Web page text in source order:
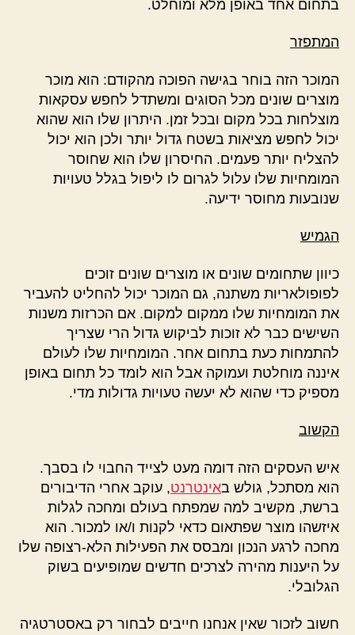
בתחום אחד באופן מלא ומוחלט.
המתפזר
המוכר הזה בוחר בגישה הפוכה מהקודם: הוא מוכר
מוצרים שונים מכל הסוגים ומשתדל לחפש עסקאות
מוצלחות בכל מקום ובכל זמן. היתרון שלו הוא שהוא
יכול לחפש מציאות בשטח גדול יותר ולכן הוא יכול
להצליח יותר פעמים. החיסרון שלו הוא שחוסר
המומחיות שלו עלול לגרום לו ליפול בגלל טעויות
שנובעות מחוסר ידיעה.
הגמיש
כיוון שתחומים שונים או מוצרים שונים זוכים
לפופולאריות משתנה, גם המוכר יכול להחליט להעביר
את המומחיות שלו ממקום למקום. אם הכרזות משנות
השישים כבר לא זוכות לביקוש גדול הרי שצריך
להתמחות כעת בתחום אחר. המומחיות שלו לעולם
איננה מוחלטת ועמוקה אבל הוא לומד כל תחום באופן
מספיק כדי שהוא לא יעשה טעויות גדולות מדי.
הקשוב
איש העסקים הזה דומה מעט לצייד החבוי לו בסבך.
הוא מסתכל, גולש באינטרנט, עוקב אחרי הדיבורים
ברשת, מקשיב למה שמפתח בעולם ומחכה לגלות
איזשהו מוצר שפתאום כדאי לקנות ו/או למכור. הוא
מחכה לרגע הנכון ומבסס את הפעילות הלא-רצופה שלו
על היענות מהירה לצרכים חדשים שמופיעים בשוק
הגלובלי.
חשוב לזכור שאין אנחנו חייבים לבחור רק באסטרטגיה